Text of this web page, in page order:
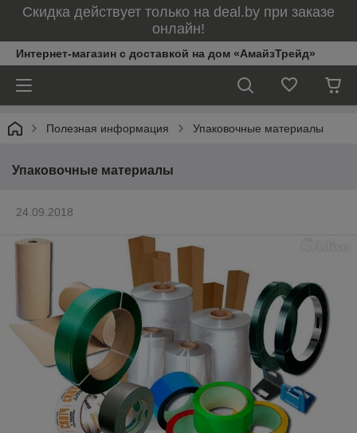
Скидка действует только на deal.by при заказе
онлайн!
Интернет-магазин с доставкой на дом «АмайзТрейд»
Полезная информация Упаковочные материалы
Упаковочные материалы
24.09.2018